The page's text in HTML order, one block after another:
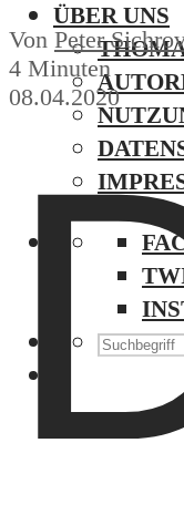
ÜBER UNS
Von Peter
4 Minuten
08.04.2020